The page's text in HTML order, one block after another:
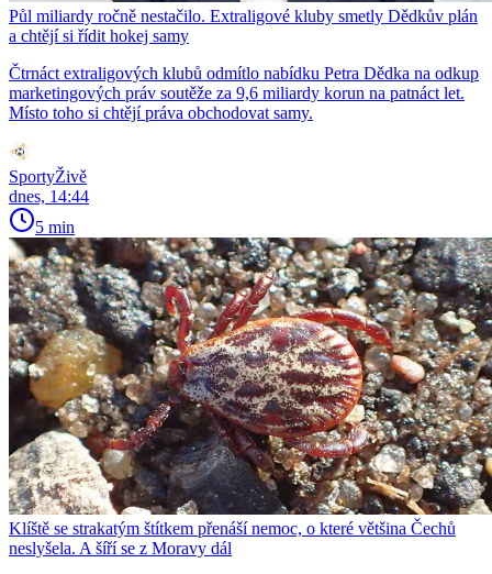
Půl miliardy ročně nestačilo. Extraligové kluby smetly Dědkův plán
a chtějí si řídit hokej samy
Čtrnáct extraligových klubů odmítlo nabídku Petra Dědka na odkup
marketingových práv soutěže za 9,6 miliardy korun na patnáct let.
Místo toho si chtějí práva obchodovat samy.
SportyŽivě
dnes, 14:44
5 min
Klíště se strakatým štítkem přenáší nemoc, o které většina Čechů
neslyšela. A šíří se z Moravy dál